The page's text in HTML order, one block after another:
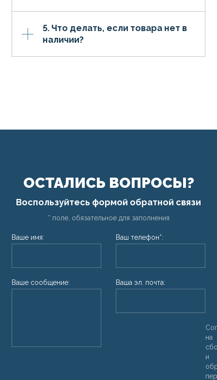
5. Что делать, если товара нет в
наличии?
ОСТАЛИСЬ ВОПРОСЫ?
Воспользуйтесь формой обратной связи
* поле, обязательное для заполнения
Ваше имя:
Ваше сообщение:
Ваш телефон*:
Ваша эл. почта:
на
и